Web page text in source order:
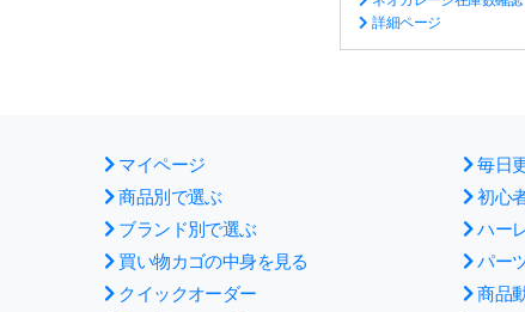
詳細ページ
マイページ
商品別で選ぶ
ブランド別で選ぶ
買い物カゴの中身を見る
クイックオーダー
毎日
初心
ハー
パー
商品